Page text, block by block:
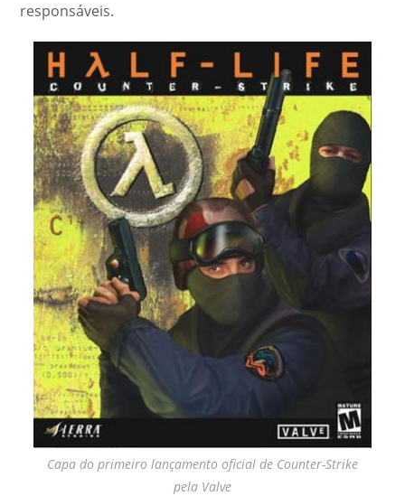
responsáveis.
Capa do primeiro lançamento oficial de Counter-Strike
pela Valve